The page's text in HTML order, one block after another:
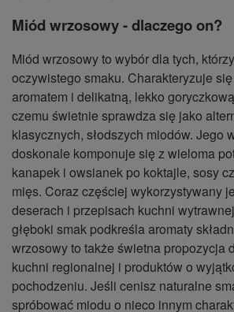
Miód wrzosowy - dlaczego on?
Miód wrzosowy to wybór dla tych,
oczywistego smaku. Charakteryzuje
aromatem i delikatną, lekko
czemu świetnie sprawdza się jako
klasycznych, słodszych miodów. Jego
doskonale komponuje się z wieloma
kanapek i owsianek po koktajle, sosy
mięs. Coraz częściej wykorzystywany
deserach i przepisach kuchni
głęboki smak podkreśla aromaty
wrzosowy to także świetna propozycja
kuchni regionalnej i produktów o
pochodzeniu. Jeśli cenisz naturalne
spróbować miodu o nieco innym